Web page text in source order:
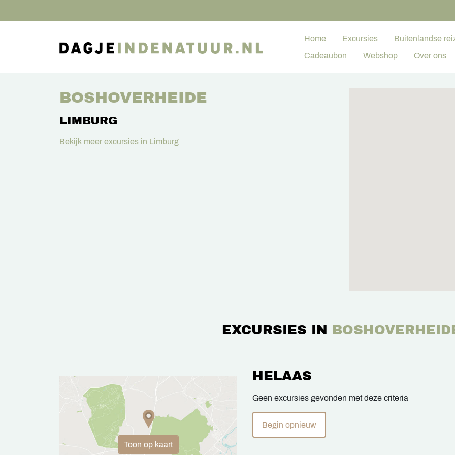
Home Excursies Buitenlandse
Cadeaubon Webshop Over ons
BOSHOVERHEIDE
LIMBURG
Bekijk meer excursies in Limburg
EXCURSIES IN
Toon op kaart
HELAAS
Geen excursies gevonden met deze criteria
Begin opnieuw